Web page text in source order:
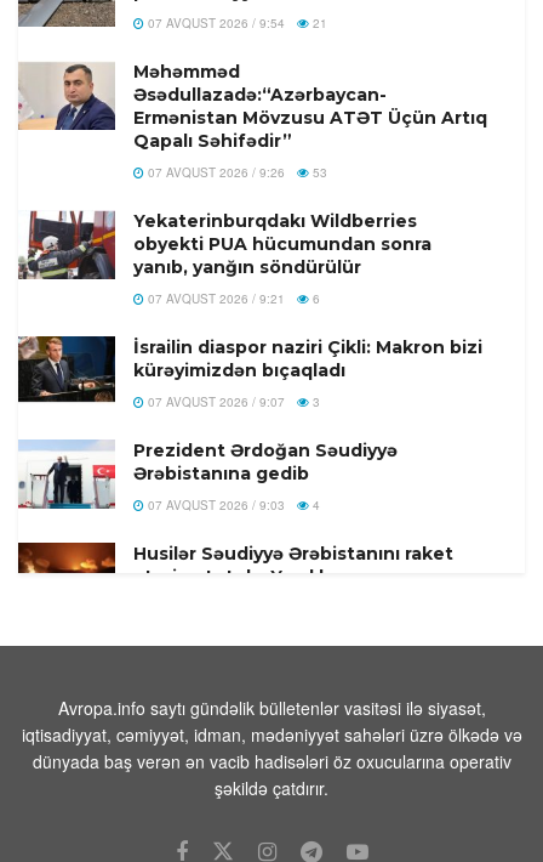
07 AVQUST 2026 / 9:54 21
Məhəmməd
Əsədullazadə:“Azərbaycan-
Ermənistan Mövzusu ATƏT Üçün Artıq
Qapalı Səhifədir”
07 AVQUST 2026 / 9:26 53
Yekaterinburqdakı Wildberries
obyekti PUA hücumundan sonra
yanıb, yanğın söndürülür
07 AVQUST 2026 / 9:21 6
İsrailin diaspor naziri Çikli: Makron bizi
kürəyimizdən bıçaqladı
07 AVQUST 2026 / 9:07 3
Prezident Ərdoğan Səudiyyə
Ərəbistanına gedib
07 AVQUST 2026 / 9:03 4
Husilər Səudiyyə Ərəbistanını raket
atəşinə tutub- Yaralılar var
tədarük edildiyini açıqlamışdı
07 AVQUST 2026 / 8:17 1
FAA yüzlərlə Boeing 737 Max
təyyarəsində çatların yoxlanılmasını
Avropa.info saytı gündəlik bülletenlər vasitəsi ilə siyasət,
iqtisadiyyat, cəmiyyət, idman, mədəniyyət sahələri üzrə ölkədə və
dünyada baş verən ən vacib hadisələri öz oxucularına operativ
şəkildə çatdırır.